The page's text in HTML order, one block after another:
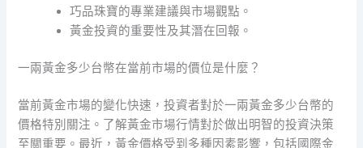
巧品珠寶的專業建議與市場觀點。
黃金投資的重要性及其潛在回報。
一兩黃金多少台幣在當前市場的價位是什麼？
當前黃金市場的變化快速，投資者對於一兩黃金多少台幣的
價格特別關注。了解黃金市場行情對於做出明智的投資決策
至關重要。最近，黃金價格受到多種因素影響，包括國際金